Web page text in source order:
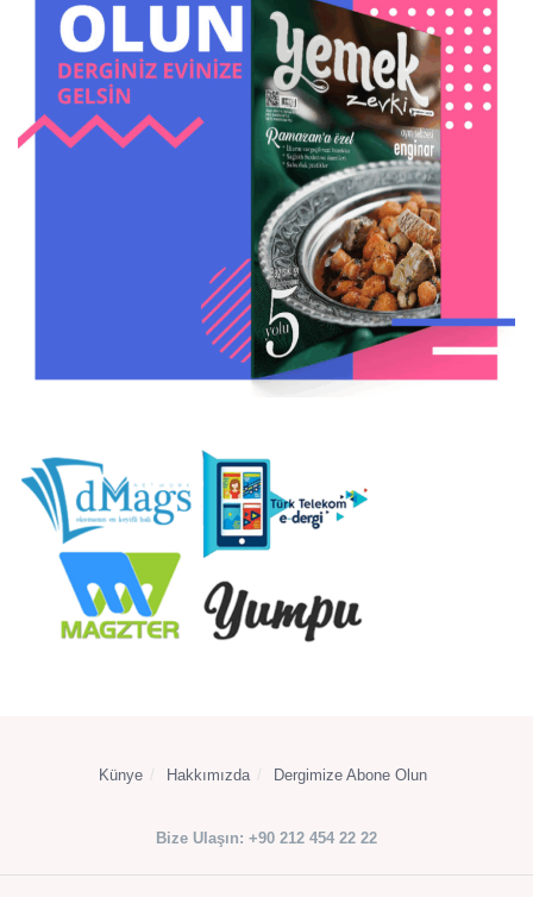
Künye Hakkımızda Dergimize Abone Olun
Bize Ulaşın: +90 212 454 22 22